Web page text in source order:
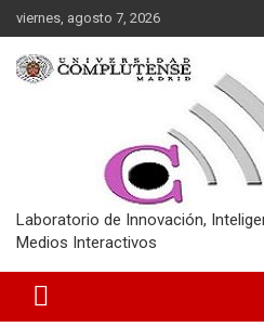
Saltar
al
contenido
viernes, agosto 7, 2026
Laboratorio de Innovación,
Medios Interactivos